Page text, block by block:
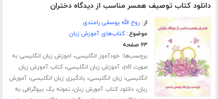
دانلود کتاب توصیف همسر مناسب از دیدگاه دختران
از:روح الله یوسفی رامندی
موضوع:کتاب‌های آموزش زبان
۶۳ صفحه
برچسب‌ها: خودآموز انگلیسی، اموزش زبان انگلیسی به
صورت pdf
،آموزش زبان انگلیسی،کتاب آموزش زبان
انگلیسی، زبان انگلیسی، یادگیری زبان انگلیسی،آمورش
زبان،دانلود کتاب آمورش زبان،نمونه یک بیوگرافی به